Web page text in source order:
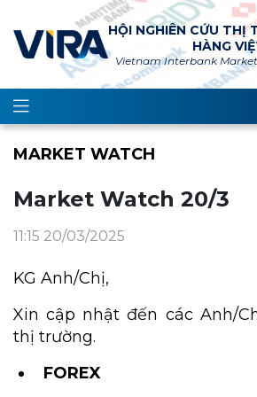
HỘI NGHIÊN CỨU THỊ
HÀNG
Vietnam Interbank
MARKET WATCH
Market Watch 20/3
11:15 20/03/2025
KG Anh/Chị,
Xin cập nhật đến các Anh/
thị trường.
FOREX